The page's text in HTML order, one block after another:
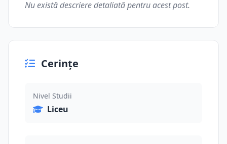
Nu există descriere detaliată pentru acest post.
Cerințe
Nivel Studii
Liceu